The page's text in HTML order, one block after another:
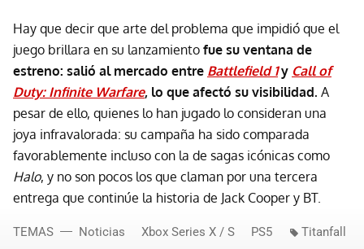
Hay que decir que arte del problema que impidió que el
juego brillara en su lanzamiento fue su ventana de
estreno: salió al mercado entre Battlefield 1y Call of
Duty: Infinite Warfare, lo que afectó su visibilidad. A
pesar de ello, quienes lo han jugado lo consideran una
joya infravalorada: su campaña ha sido comparada
favorablemente incluso con la de sagas icónicas como
Halo, y no son pocos los que claman por una tercera
entrega que continúe la historia de Jack Cooper y BT.
TEMAS Noticias Xbox Series X / S PS5 Titanfall